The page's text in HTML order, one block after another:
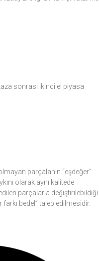
sonrası ikinci el piyasa
parçalanın “eşdeğer”
olarak aynı kalitede
parçalarla değiştirilebildiği
bedel” talep edilmesidir.